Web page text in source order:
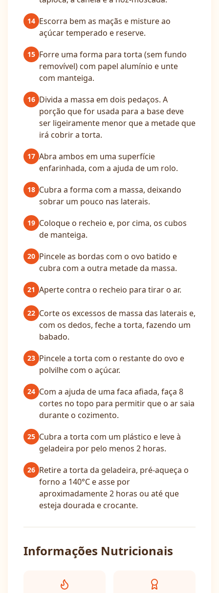
14 Escorra bem as maçãs e misture ao
açúcar temperado e reserve.
15 Forre uma forma para torta (sem fundo
removível) com papel alumínio e unte
com manteiga.
16 Divida a massa em dois pedaços. A
porção que for usada para a base deve
ser ligeiramente menor que a metade que
irá cobrir a torta.
17 Abra ambos em uma superfície
enfarinhada, com a ajuda de um rolo.
18 Cubra a forma com a massa, deixando
sobrar um pouco nas laterais.
19 Coloque o recheio e, por cima, os cubos
de manteiga.
20 Pincele as bordas com o ovo batido e
cubra com a outra metade da massa.
21 Aperte contra o recheio para tirar o ar.
22 Corte os excessos de massa das laterais e,
com os dedos, feche a torta, fazendo um
babado.
23 Pincele a torta com o restante do ovo e
polvilhe com o açúcar.
24 Com a ajuda de uma faca afiada, faça 8
cortes no topo para permitir que o ar saia
durante o cozimento.
25 Cubra a torta com um plástico e leve à
geladeira por pelo menos 2 horas.
26 Retire a torta da geladeira, pré-aqueça o
forno a 140°C e asse por
aproximadamente 2 horas ou até que
esteja dourada e crocante.
Informações Nutricionais